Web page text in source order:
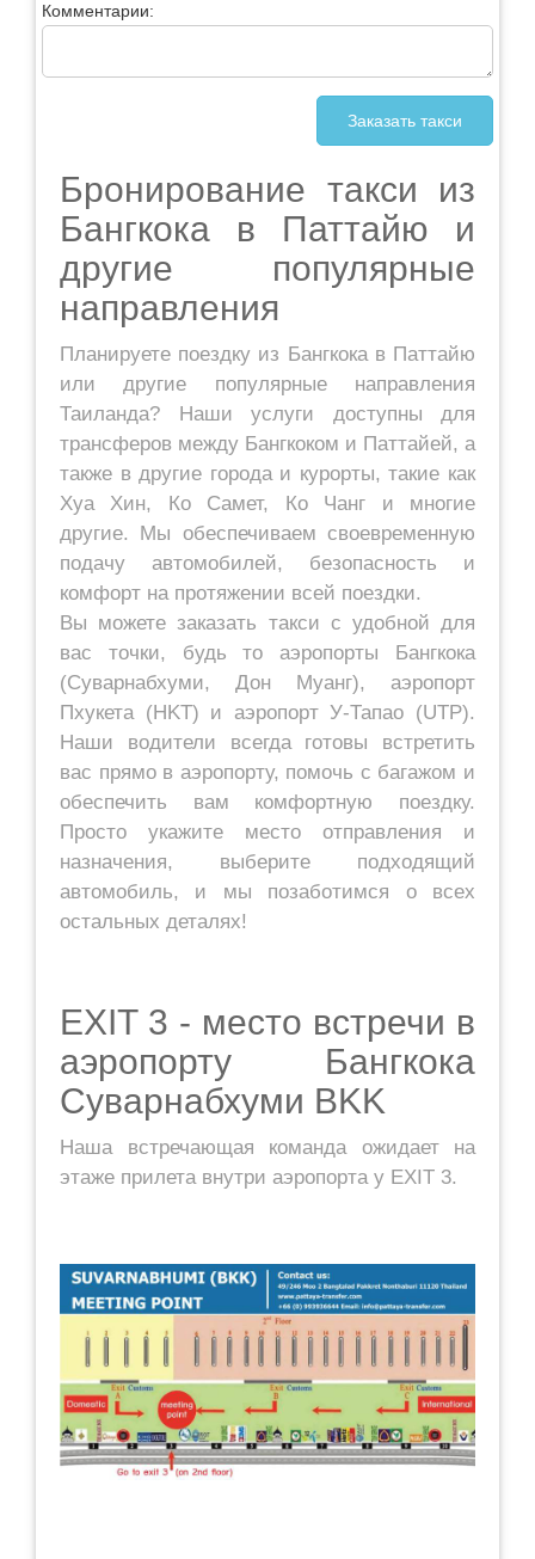
Комментарии:
Бронирование такси из
Бангкока в Паттайю и
другие популярные
направления
Планируете поездку из Бангкока в Паттайю
или другие популярные направления
Таиланда? Наши услуги доступны для
трансферов между Бангкоком и Паттайей, а
также в другие города и курорты, такие как
Хуа Хин, Ко Самет, Ко Чанг и многие
другие. Мы обеспечиваем своевременную
подачу автомобилей, безопасность и
комфорт на протяжении всей поездки.
Вы можете заказать такси с удобной для
вас точки, будь то аэропорты Бангкока
(Суварнабхуми, Дон Муанг), аэропорт
Пхукета (HKT) и аэропорт У-Тапао (UTP).
Наши водители всегда готовы встретить
вас прямо в аэропорту, помочь с багажом и
обеспечить вам комфортную поездку.
Просто укажите место отправления и
назначения, выберите подходящий
автомобиль, и мы позаботимся о всех
остальных деталях!
EXIT 3 - место встречи в
аэропорту Бангкока
Суварнабхуми BKK
Наша встречающая команда ожидает на
этаже прилета внутри аэропорта у EXIT 3.